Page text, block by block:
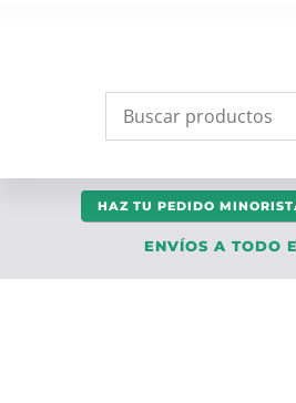
HAZ TU PEDIDO
ENVÍOS A TODO